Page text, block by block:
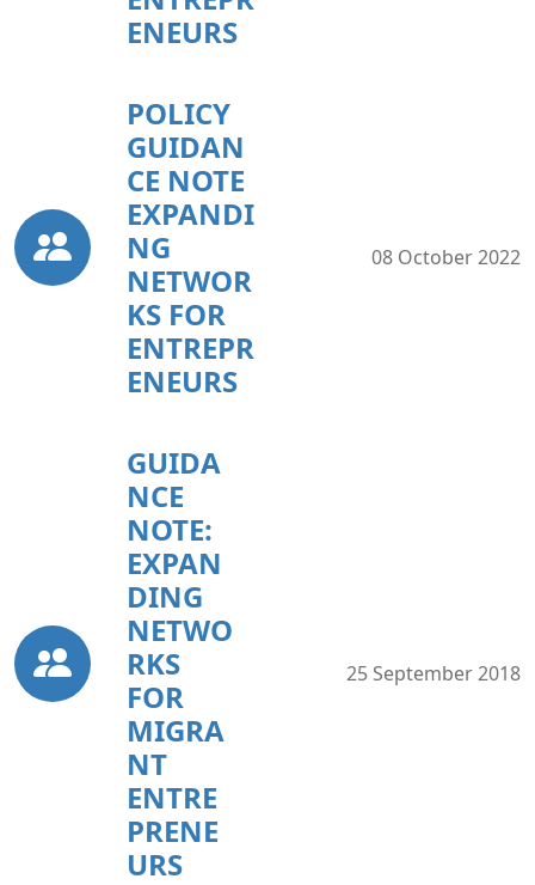
ENEURS
POLICY
GUIDAN
CE NOTE
EXPANDI
NG
NETWOR
KS FOR
ENTREPR
ENEURS
08 October 2022
GUIDA
NCE
NOTE:
EXPAN
DING
NETWO
RKS
FOR
MIGRA
NT
ENTRE
PRENE
URS
25 September 2018